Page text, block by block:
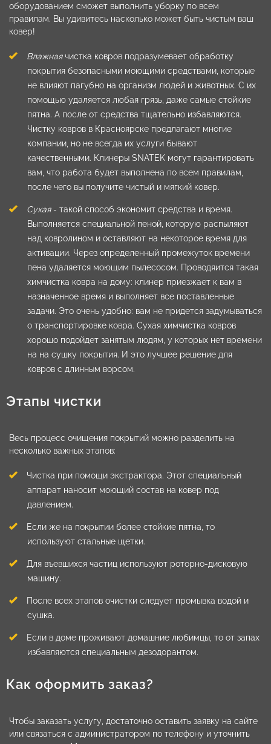
оборудованием сможет выполнить уборку по всем
правилам. Вы удивитесь насколько может быть чистым ваш
ковер!
Влажнаячистка ковров подразумевает обработку
покрытия безопасными моющими средствами, которые
не влияют пагубно на организм людей и животных. С их
помощью удаляется любая грязь, даже самые стойкие
пятна. А после от средства тщательно избавляются.
Чистку ковров в Красноярске предлагают многие
компании, но не всегда их услуги бывают
качественными. Клинеры SNATEK могут гарантировать
вам, что работа будет выполнена по всем правилам,
после чего вы получите чистый и мягкий ковер.
Сухая - такой способ экономит средства и время.
Выполняется специальной пеной, которую распыляют
над ковролином и оставляют на некоторое время для
активации. Через определенный промежуток времени
пена удаляется моющим пылесосом. Проводяится такая
химчистка ковра на дому: клинер приезжает к вам в
назначенное время и выполняет все поставленные
задачи. Это очень удобно: вам не придется задумываться
о транспортировке ковра. Сухая химчистка ковров
хорошо подойдет занятым людям, у которых нет времени
на на сушку покрытия. И это лучшее решение для
ковров с длинным ворсом.
Этапы чистки
Весь процесс очищения покрытий можно разделить на
несколько важных этапов:
Чистка при помощи экстрактора. Этот специальный
аппарат наносит моющий состав на ковер под
давлением.
Если же на покрытии более стойкие пятна, то
используют стальные щетки.
Для въевшихся частиц используют роторно-дисковую
машину.
После всех этапов очистки следует промывка водой и
сушка.
Если в доме проживают домашние любимцы, то от запах
избавляются специальным дезодорантом.
Как оформить заказ?
Чтобы заказать услугу, достаточно оставить заявку на сайте
или связаться с администратором по телефону и уточнить